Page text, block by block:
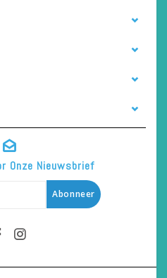
Onze Nieuwsbrief
Abonneer